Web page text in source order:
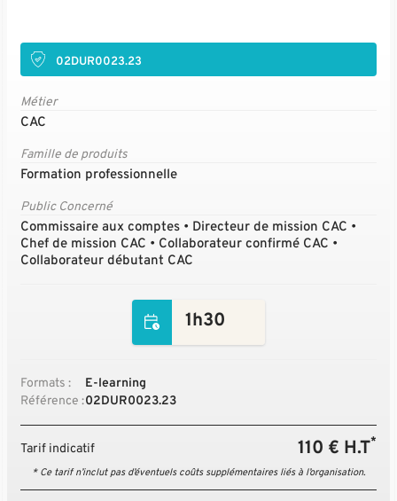
02DUR0023.23
Métier
CAC
Famille de produits
Formation professionnelle
Public Concerné
Commissaire aux comptes • Directeur de mission CAC •
Chef de mission CAC • Collaborateur confirmé CAC •
Collaborateur débutant CAC
1h30
Formats :
E-learning
Référence :02DUR0023.23
Tarif indicatif 110 € H.T*
* Ce tarif n’inclut pas d’éventuels coûts supplémentaires liés à l’organisation.